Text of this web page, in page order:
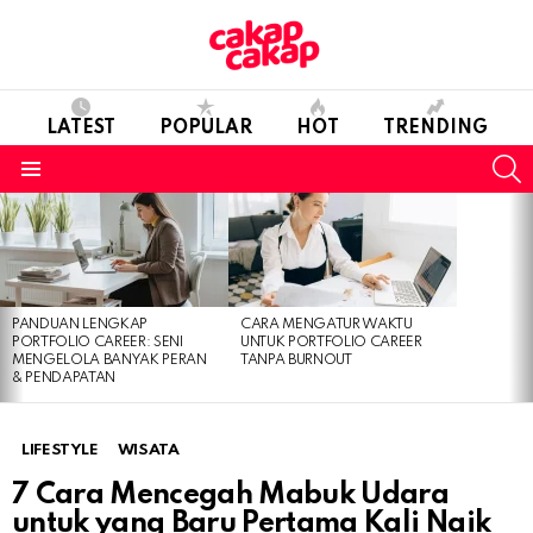
LATEST POPULAR HOT TRENDING
LATEST
STORIES
PANDUAN LENGKAP
PORTFOLIO CAREER: SENI
MENGELOLA BANYAK PERAN
& PENDAPATAN
CARA MENGATUR WAKTU
UNTUK PORTFOLIO CAREER
TANPA BURNOUT
LIFESTYLE WISATA
7 Cara Mencegah Mabuk Udara
untuk yang Baru Pertama Kali Naik